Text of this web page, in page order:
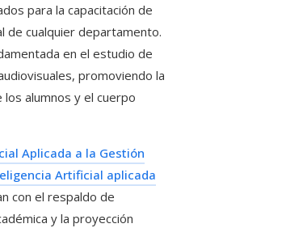
para la capacitación de
de cualquier departamento.
en el estudio de
promoviendo la
alumnos y el cuerpo
Aplicada a la Gestión
Artificial aplicada
con el respaldo de
y la proyección